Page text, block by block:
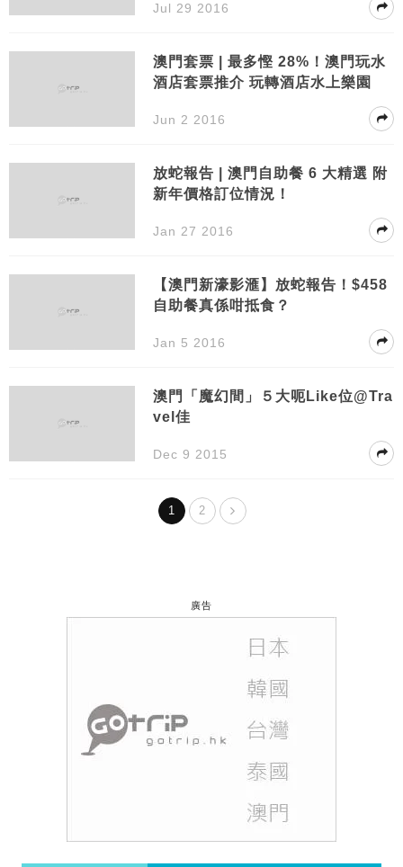
Jul 29 2016
澳門套票 | 最多慳 28%！澳門玩水
酒店套票推介 玩轉酒店水上樂園
Jun 2 2016
放蛇報告 | 澳門自助餐 6 大精選 附
新年價格訂位情況！
Jan 27 2016
【澳門新濠影滙】放蛇報告！$458
自助餐真係咁抵食？
Jan 5 2016
澳門「魔幻間」５大呃Like位@Tra
vel佳
Dec 9 2015
1 2
廣告